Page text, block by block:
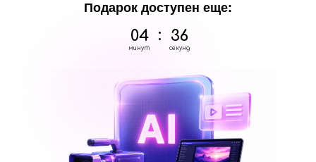
Подарок доступен еще:
04
минут
: 35
секунд